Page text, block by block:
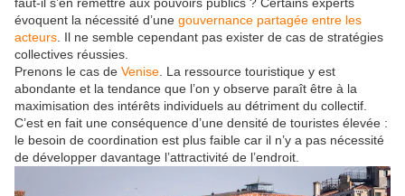
évoquent la nécessité d’une gouvernance partagée entre les
acteurs . Il ne semble cependant pas exister de cas de stratégies
collectives réussies.
Prenons le cas de Venise . La ressource touristique y est
abondante et la tendance que l’on y observe paraît être à la
maximisation des intérêts individuels au détriment du collectif.
C’est en fait une conséquence d’une densité de touristes élevée :
le besoin de coordination est plus faible car il n’y a pas nécessité
de développer davantage l’attractivité de l’endroit.